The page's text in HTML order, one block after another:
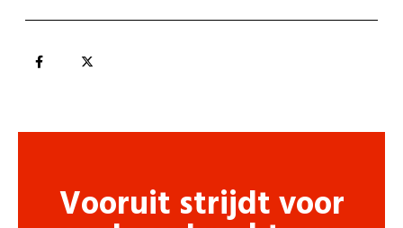
Vooruit strijdt voor